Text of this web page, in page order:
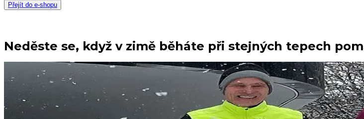
Přejít do e-shopu
Neděste se, když v zimě běháte při stejných tepech